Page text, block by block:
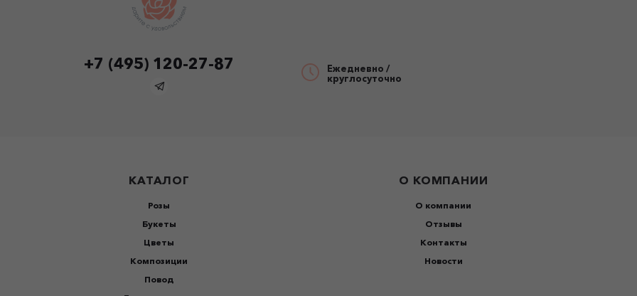
+7 (495) 120-27-87
Ежедневно /
круглосуточно
КАТАЛОГ
Розы
Букеты
Цветы
Композиции
Повод
О КОМПАНИИ
О компании
Отзывы
Контакты
Новости